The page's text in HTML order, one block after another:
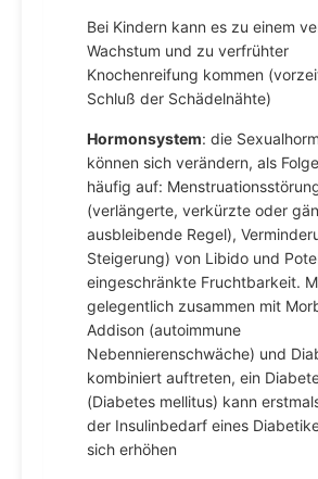
Bei Kindern kann es zu einem
Wachstum und zu verfrühter
Knochenreifung kommen
Schluß der Schädelnähte)
Hormonsystem: die
können sich verändern, als
häufig auf:
(verlängerte, verkürzte oder
ausbleibende Regel),
Steigerung) von Libido und
eingeschränkte Fruchtbarkeit.
gelegentlich zusammen mit
Addison (autoimmune
Nebennierenschwäche) und
kombiniert auftreten, ein
(Diabetes mellitus) kann
der Insulinbedarf eines
sich erhöhen